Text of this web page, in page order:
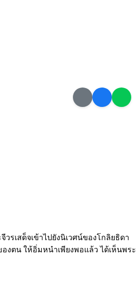
เสด็จเข้าไปยังนิเวศน์ของโกลิยธิดา
ตน ให้อิ่มหนำเพียงพอแล้ว ได้เห็นพระ